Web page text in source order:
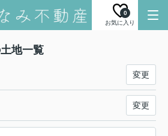
お気に入り
0
地一覧
変更
変更